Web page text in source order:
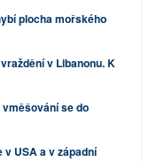
plocha mořského
v Libanonu. K
se do
v USA a v západní